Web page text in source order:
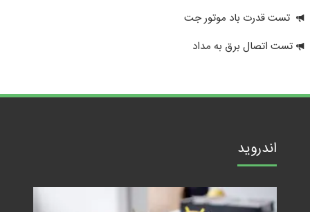
تست قدرت باد موتور جت
تست اتصال برق به مداد
اندروید